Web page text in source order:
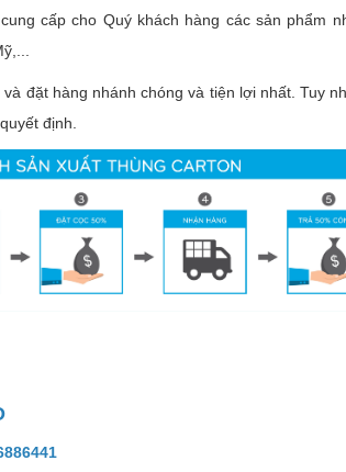
cấp cho Quý khách hàng các sản phẩm
đặt hàng nhánh chóng và tiện lợi nhất. Tuy
định.